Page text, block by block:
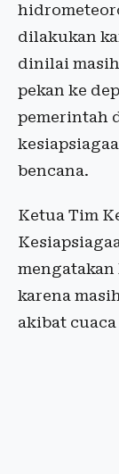
dilakukan
dinilai
pekan ke
pemerintah
bencana.
Ketua Tim
karena
akibat